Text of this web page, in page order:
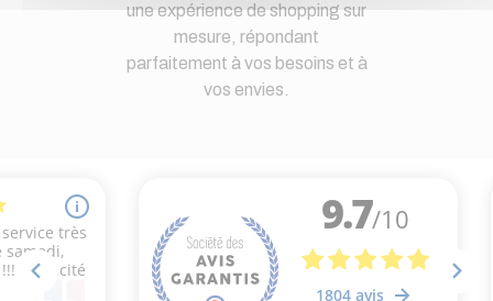
une expérience de shopping sur
mesure, répondant
parfaitement à vos besoins et à
vos envies.